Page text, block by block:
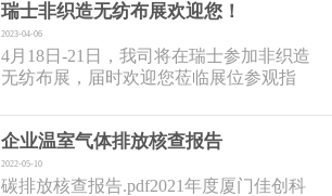
瑞士非织造无纺布展欢迎您！
2023-04-06
4月18日-21日，我司将在瑞士参加非织造
无纺布展，届时欢迎您莅临展位参观指
企业温室气体排放核查报告
2022-05-10
碳排放核查报告.pdf2021年度厦门佳创科